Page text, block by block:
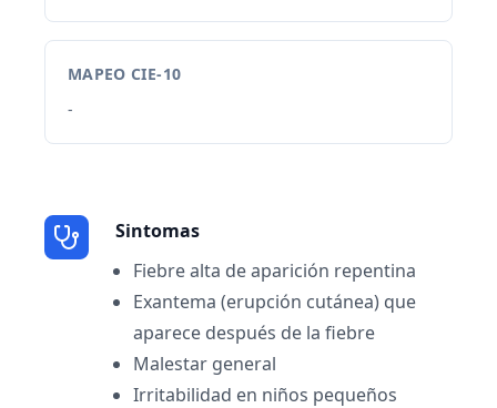
MAPEO CIE-10
-
Sintomas
Fiebre alta de aparición repentina
Exantema (erupción cutánea) que
aparece después de la fiebre
Malestar general
Irritabilidad en niños pequeños